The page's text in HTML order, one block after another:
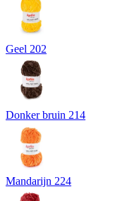
Geel 202
Donker bruin 214
Mandarijn 224